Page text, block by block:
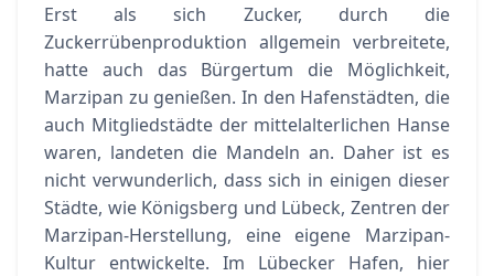
Erst als sich Zucker, durch die
Zuckerrübenproduktion allgemein verbreitete,
hatte auch das Bürgertum die Möglichkeit,
Marzipan zu genießen. In den Hafenstädten, die
auch Mitgliedstädte der mittelalterlichen Hanse
waren, landeten die Mandeln an. Daher ist es
nicht verwunderlich, dass sich in einigen dieser
Städte, wie Königsberg und Lübeck, Zentren der
Marzipan-Herstellung, eine eigene Marzipan-
Kultur entwickelte. Im Lübecker Hafen, hier